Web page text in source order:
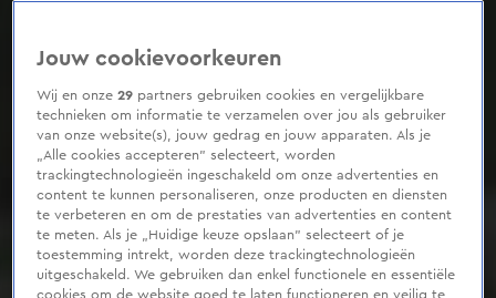
Jouw cookievoorkeuren
Wij en onze29 partners gebruiken cookies en vergelijkbare
technieken om informatie te verzamelen over jou als gebruiker
van onze website(s), jouw gedrag en jouw apparaten. Als je
„Alle cookies accepteren” selecteert, worden
trackingtechnologieën ingeschakeld om onze advertenties en
content te kunnen personaliseren, onze producten en diensten
te verbeteren en om de prestaties van advertenties en content
te meten. Als je „Huidige keuze opslaan” selecteert of je
toestemming intrekt, worden deze trackingtechnologieën
uitgeschakeld. We gebruiken dan enkel functionele en essentiële
cookies om de website goed te laten functioneren en veilig te